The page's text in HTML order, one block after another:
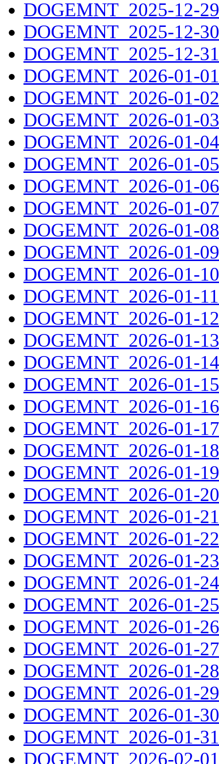
DOGEMNT_2025-12-
DOGEMNT_2025-12-
DOGEMNT_2025-12-
DOGEMNT_2026-01-
DOGEMNT_2026-01-
DOGEMNT_2026-01-
DOGEMNT_2026-01-
DOGEMNT_2026-01-
DOGEMNT_2026-01-
DOGEMNT_2026-01-
DOGEMNT_2026-01-
DOGEMNT_2026-01-
DOGEMNT_2026-01-
DOGEMNT_2026-01-
DOGEMNT_2026-01-
DOGEMNT_2026-01-
DOGEMNT_2026-01-
DOGEMNT_2026-01-
DOGEMNT_2026-01-
DOGEMNT_2026-01-
DOGEMNT_2026-01-
DOGEMNT_2026-01-
DOGEMNT_2026-01-
DOGEMNT_2026-01-
DOGEMNT_2026-01-
DOGEMNT_2026-01-
DOGEMNT_2026-01-
DOGEMNT_2026-01-
DOGEMNT_2026-01-
DOGEMNT_2026-01-
DOGEMNT_2026-01-
DOGEMNT_2026-01-
DOGEMNT_2026-01-
DOGEMNT_2026-01-
DOGEMNT_2026-02-